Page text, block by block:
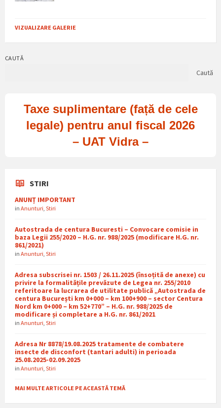
VIZUALIZARE GALERIE
CAUTĂ
Caută
Taxe suplimentare (față de cele
legale) pentru anul fiscal 2026
– UAT Vidra –
STIRI
ANUNȚ IMPORTANT
in Anunturi Stiri
Autostrada de centura Bucuresti – Convocare comisie in
baza Legii 255/2020 – H.G. nr. 988/2025 (modificare H.G. nr.
861/2021)
in Anunturi Stiri
Adresa subscrisei nr. 1503 / 26.11.2025 (însoțită de anexe) cu
privire la formalitățile prevăzute de Legea nr. 255/2010
referitoare la lucrarea de utilitate publică „Autostrada de
centura București km 0+000 – km 100+900 – sector Centura
Nord km 0+000 – km 52+770” – H.G. nr. 988/2025 de
modificare și completare a H.G. nr. 861/2021
in Anunturi Stiri
Adresa Nr 8878/19.08.2025 tratamente de combatere
insecte de disconfort (tantari adulti) in perioada
25.08.2025-02.09.2025
in Anunturi Stiri
MAI MULTE ARTICOLE PE ACEASTĂ TEMĂ